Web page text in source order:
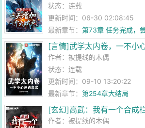
状态：连载
更新时间：06-30 02:08:45
最新章节：第73章 任务完成，
[言情]武学太内卷，一不小
作者：被提线的木偶
状态：连载
更新时间：09-10 13:20:22
最新章节：第254章大结局
[玄幻]高武：我有一个合成
作者：被提线的木偶